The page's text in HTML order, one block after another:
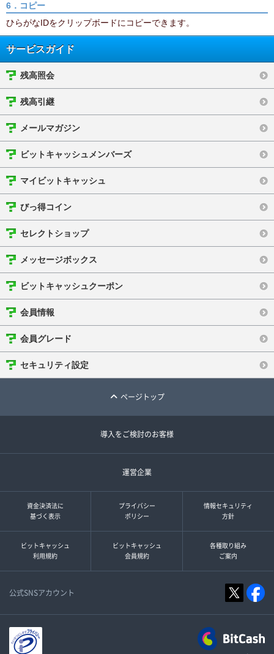
6．コピー
ひらがなIDをクリップボードにコピーできます。
サービスガイド
残高照会
残高引継
メールマガジン
ビットキャッシュメンバーズ
マイビットキャッシュ
びっ得コイン
セレクトショップ
メッセージボックス
ビットキャッシュクーポン
会員情報
会員グレード
セキュリティ設定
ページトップ
導入をご検討のお客様
運営企業
資金決済法に
基づく表示
プライバシー
ポリシー
情報セキュリティ
方針
ビットキャッシュ
利用規約
ビットキャッシュ
会員規約
各種取り組み
ご案内
公式SNSアカウント